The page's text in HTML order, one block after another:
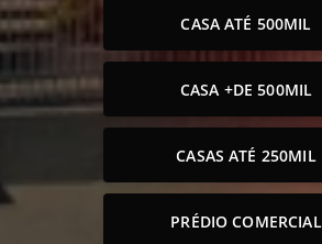
CASA ATÉ 500MIL
CASA +DE 500MIL
CASAS ATÉ 250MIL
PRÉDIO COMERCIAL